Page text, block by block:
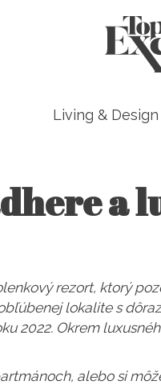
Living & Design
a
rezort, ktorý
lokalite s
2022. Okrem
alebo si